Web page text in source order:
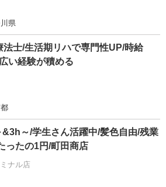
県
士/生活期リハで専門性UP/時給
い経験が積める
～/学生さん活躍中/髪色自由/残業
ったの1円/町田商店
ナル店